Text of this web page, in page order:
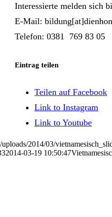
Interessierte melden sich
E-Mail:
Telefon: 0381 769 83 05
Eintrag teilen
Teilen auf Facebook
Link to Instagram
Link to Youtube
2014/03/
2014-03-19 10:50:47